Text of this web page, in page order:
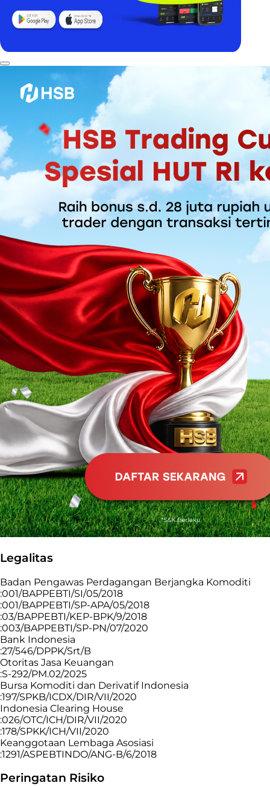
Legalitas
Badan Pengawas Perdagangan Berjangka Komoditi
:001/BAPPEBTI/SI/05/2018
:001/BAPPEBTI/SP-APA/05/2018
:03/BAPPEBTI/KEP-BPK/9/2018
:003/BAPPEBTI/SP-PN/07/2020
Bank Indonesia
:27/546/DPPK/Srt/B
Otoritas Jasa Keuangan
:S-292/PM.02/2025
Bursa Komoditi dan Derivatif Indonesia
:197/SPKB/ICDX/DIR/VII/2020
Indonesia Clearing House
:026/OTC/ICH/DIR/VII/2020
:178/SPKK/ICH/VII/2020
Keanggotaan Lembaga Asosiasi
:1291/ASPEBTINDO/ANG-B/6/2018
Peringatan Risiko